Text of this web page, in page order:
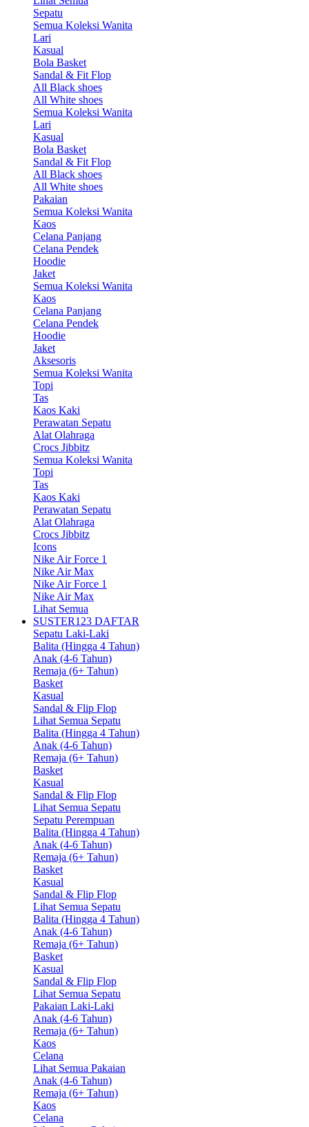
Sepatu
Semua Koleksi Wanita
Lari
Kasual
Bola Basket
Sandal & Fit Flop
All Black shoes
All White shoes
Semua Koleksi Wanita
Lari
Kasual
Bola Basket
Sandal & Fit Flop
All Black shoes
All White shoes
Pakaian
Semua Koleksi Wanita
Kaos
Celana Panjang
Celana Pendek
Hoodie
Jaket
Semua Koleksi Wanita
Kaos
Celana Panjang
Celana Pendek
Hoodie
Jaket
Aksesoris
Semua Koleksi Wanita
Topi
Tas
Kaos Kaki
Perawatan Sepatu
Alat Olahraga
Crocs Jibbitz
Semua Koleksi Wanita
Topi
Tas
Kaos Kaki
Perawatan Sepatu
Alat Olahraga
Crocs Jibbitz
Icons
Nike Air Force 1
Nike Air Max
Nike Air Force 1
Nike Air Max
Lihat Semua
SUSTER123 DAFTAR
Sepatu Laki-Laki
Balita (Hingga 4 Tahun)
Anak (4-6 Tahun)
Remaja (6+ Tahun)
Basket
Kasual
Sandal & Flip Flop
Lihat Semua Sepatu
Balita (Hingga 4 Tahun)
Anak (4-6 Tahun)
Remaja (6+ Tahun)
Basket
Kasual
Sandal & Flip Flop
Lihat Semua Sepatu
Sepatu Perempuan
Balita (Hingga 4 Tahun)
Anak (4-6 Tahun)
Remaja (6+ Tahun)
Basket
Kasual
Sandal & Flip Flop
Lihat Semua Sepatu
Balita (Hingga 4 Tahun)
Anak (4-6 Tahun)
Remaja (6+ Tahun)
Basket
Kasual
Sandal & Flip Flop
Lihat Semua Sepatu
Pakaian Laki-Laki
Anak (4-6 Tahun)
Remaja (6+ Tahun)
Kaos
Celana
Lihat Semua Pakaian
Anak (4-6 Tahun)
Remaja (6+ Tahun)
Kaos
Celana